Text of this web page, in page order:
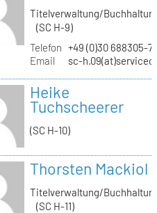
Titelverwaltung/
(SC H-9)
Telefon +49 (0)30 688305-
Email
sc-
Heike
Tuchscheerer
(SC H-10)
Thorsten Mackiol
Titelverwaltung/
(SC H-11)